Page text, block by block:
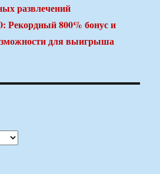
развлечений
Рекордный 800% бонус и
для выигрыша